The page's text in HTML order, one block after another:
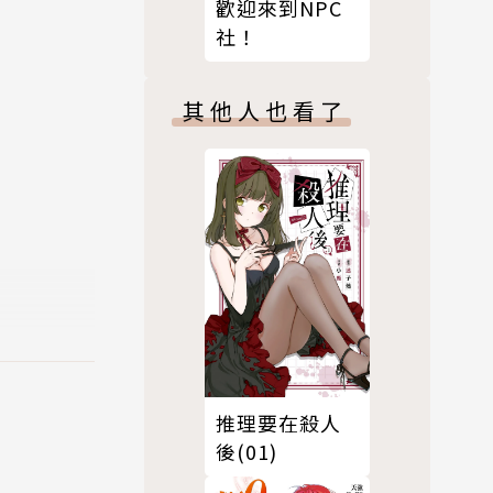
歡迎來到NPC
社！
其他人也看了
推理要在殺人
後(01)